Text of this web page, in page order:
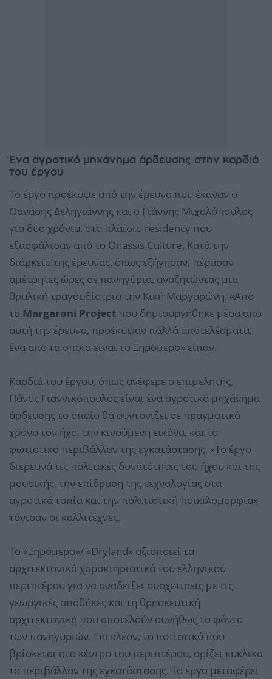
Ένα αγροτικό μηχάνημα άρδευσης στην καρδιά
του έργου
Το έργο προέκυψε από την έρευνα που έκαναν ο
Θανάσης Δεληγιάννης και ο Γιάννης Μιχαλόπουλος
για δυο χρόνια, στο πλαίσιο residency που
εξασφάλισαν από το Onassis Culture. Κατά την
διάρκεια της έρευνας, όπως εξήγησαν, πέρασαν
αμέτρητες ώρες σε πανηγύρια, αναζητώντας μια
θρυλική τραγουδίστρια την Κική Μαργαρώνη. «Από
το Μargaroni Projectπου δημιουργήθηκε μέσα από
αυτή την έρευνα, προέκυψαν πολλά αποτελέσματα,
ένα από τα οποία είναι το Ξηρόμερο» είπαν.
Καρδιά του έργου, όπως ανέφερε ο επιμελητής,
Πάνος Γιαννικόπουλος είναι ένα αγροτικό μηχάνημα
άρδευσης το οποίο θα συντονίζει σε πραγματικό
χρόνο τον ήχο, την κινούμενη εικόνα, και το
φωτιστικό περιβάλλον της εγκατάστασης. «Το έργο
διερευνά τις πολιτικές δυνατότητες του ήχου και της
μουσικής, την επίδραση της τεχνολογίας στα
αγροτικά τοπία και την πολιτιστική ποικιλομορφία»
τόνισαν οι καλλιτέχνες.
Το «Ξηρόμερο»/ «Dryland» αξιοποιεί τα
αρχιτεκτονικά χαρακτηριστικά του ελληνικού
περιπτέρου για να αναδείξει συσχετίσεις με τις
γεωργικές αποθήκες και τη θρησκευτική
αρχιτεκτονική που αποτελούν συνήθως το φόντο
των πανηγυριών. Επιπλέον, το ποτιστικό που
βρίσκεται στο κέντρο του περιπτέρου, ορίζει κυκλικά
το περιβάλλον της εγκατάστασης. Το έργο μεταφέρει